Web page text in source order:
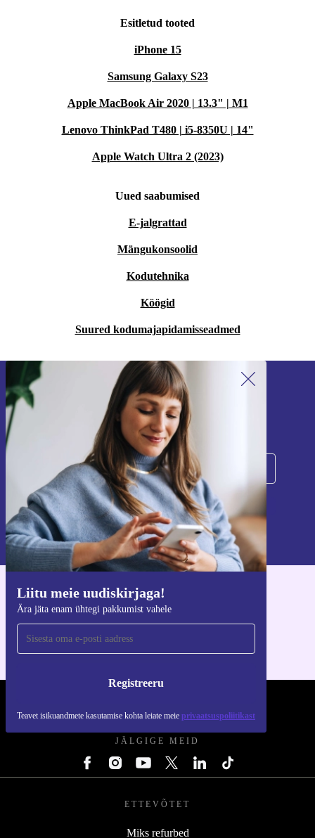
Esitletud tooted
iPhone 15
Samsung Galaxy S23
Apple MacBook Air 2020 | 13.3" | M1
Lenovo ThinkPad T480 | i5-8350U | 14"
Apple Watch Ultra 2 (2023)
Uued saabumised
E-jalgrattad
Mängukonsoolid
Kodutehnika
Köögid
Suured kodumajapidamisseadmed
Liitu meie uudiskirjaga!
Ära jäta enam ühtegi pakkumist vahele
Registreeru
Teavet isikuandmete kasutamise kohta leiate meie privaatsuspoliitikast
Liitu meie uudiskirjaga!
Ära jäta enam ühtegi pakkumist vahele.
Registreeru
Teavet isikuandmete kasutamise kohta leiate meie
privaatsuspoliitikast.
Hangi refurbed rakendus
iOS-i ja Androidi jaoks
JÄLGIGE MEID
ETTEVÕTET
Miks refurbed